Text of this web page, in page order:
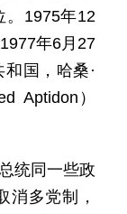
。1975年12
年6月27
国，哈桑·
Aptidon）
统同一些政
消多党制，